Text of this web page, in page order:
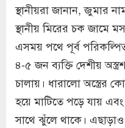
স্থানীয়রা জানান, জুমার
স্থানীয় মিরের চক জামে
এসময় পথে পূর্ব
৪-৫ জন ব্যক্তি দেশীয়
চালায়। ধারালো অস্ত্রের
হয়ে মাটিতে পড়ে যায়
সাথে ঝুঁলে থাকে।